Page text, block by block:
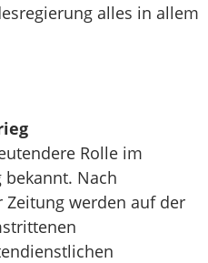
alles in allem
Rolle im
Nach
Zeitung werden auf der